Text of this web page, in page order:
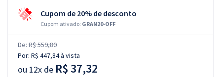
Cupom de 20% de desconto
Cupom ativado: GRAN20-OFF
De: R$ 559,80
Por: R$ 447,84à vista
ou 12x de R$ 37,32